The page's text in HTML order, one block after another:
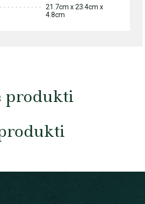
21.7cm x 23.4cm x
4.8cm
produkti